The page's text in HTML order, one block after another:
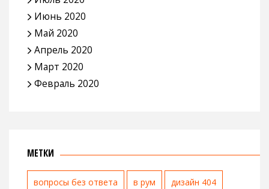
Июнь 2020
Май 2020
Апрель 2020
Март 2020
Февраль 2020
МЕТКИ
вопросы без ответа в рум дизайн 404